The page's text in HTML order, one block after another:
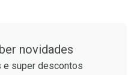
Ativar Desconto
Comprar sem Desconto
novidades
e super descontos